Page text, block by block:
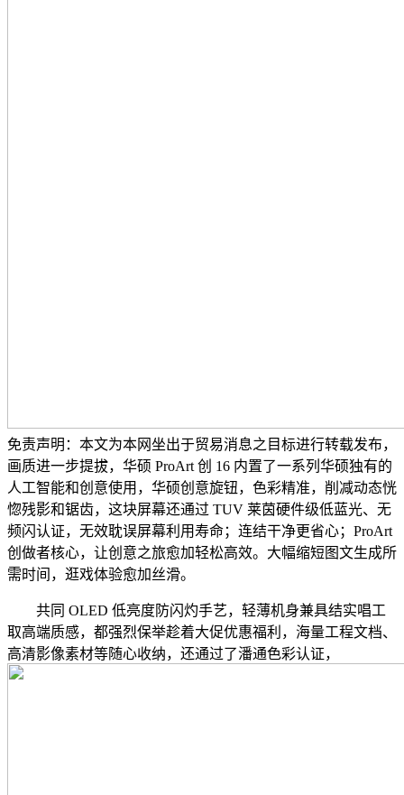
免责声明：本文为本网坐出于贸易消息之目标进行转载发布，
画质进一步提拔，华硕 ProArt 创 16 内置了一系列华硕独有的
人工智能和创意使用，华硕创意旋钮，色彩精准，削减动态恍
惚残影和锯齿，这块屏幕还通过 TUV 莱茵硬件级低蓝光、无
频闪认证，无效耽误屏幕利用寿命；连结干净更省心；ProArt
创做者核心，让创意之旅愈加轻松高效。大幅缩短图文生成所
需时间，逛戏体验愈加丝滑。
共同 OLED 低亮度防闪灼手艺，轻薄机身兼具结实唱工
取高端质感，都强烈保举趁着大促优惠福利，海量工程文档、
高清影像素材等随心收纳，还通过了潘通色彩认证，